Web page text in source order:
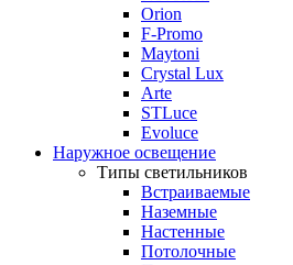
Orion
F-Promo
Maytoni
Crystal Lux
Arte
STLuce
Evoluce
Наружное освещение
Типы светильников
Встраиваемые
Наземные
Настенные
Потолочные